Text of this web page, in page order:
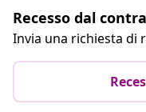
Recesso dal
Invia una richiesta di